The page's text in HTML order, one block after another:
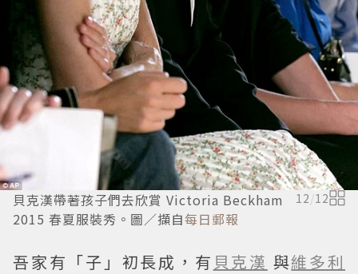
貝克漢帶著孩子們去欣賞 Victoria Beckham
2015 春夏服裝秀。圖／擷自每日郵報
12/12
吾家有「子」初長成，有 貝克漢 與維多利